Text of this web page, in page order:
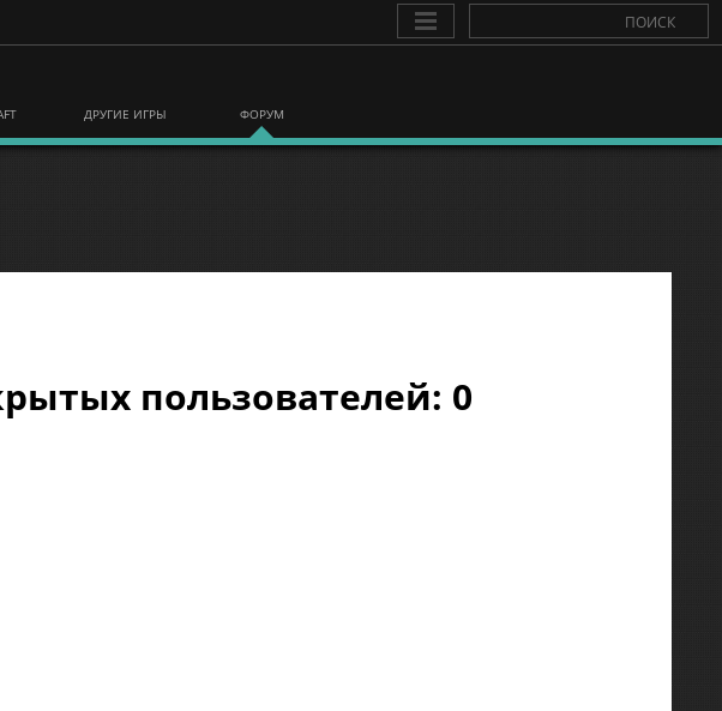
ДРУГИЕ ИГРЫ ФОРУМ
пользователей: 0